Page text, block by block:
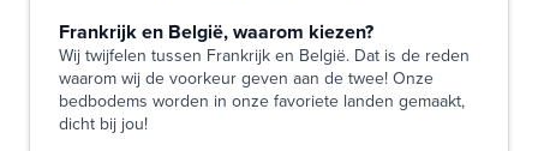
Frankrijk en België, waarom kiezen?
Wij twijfelen tussen Frankrijk en België. Dat is de reden
waarom wij de voorkeur geven aan de twee! Onze
bedbodems worden in onze favoriete landen gemaakt,
dicht bij jou!